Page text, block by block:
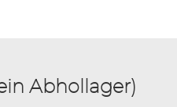
Abhollager)